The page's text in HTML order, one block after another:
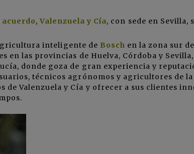
acuerdo,Valenzuela y Cía, con sede en Sevilla,
inteligente de Bosch en la zona sur
en las provincias de Huelva, Córdoba y Sevilla,
donde goza de gran experiencia y
técnicos agrónomos y agricultores de la
Valenzuela y Cía y ofrecer a sus clientes